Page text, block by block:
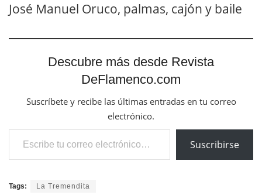
José Manuel Oruco, palmas, cajón y baile
Descubre más desde Revista
DeFlamenco.com
Suscríbete y recibe las últimas entradas en tu correo
electrónico.
Escribe tu correo electrónico…
Suscribirse
Tags: La Tremendita